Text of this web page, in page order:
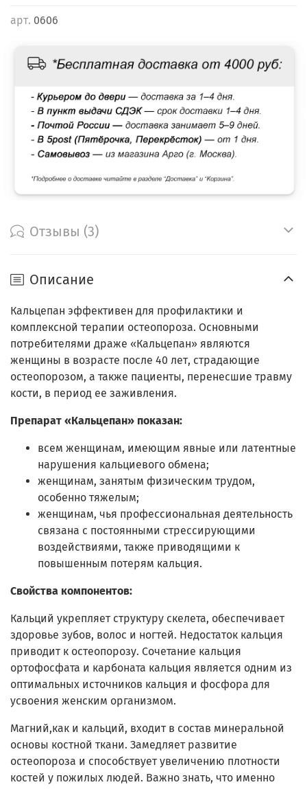
арт. 0606
Отзывы (3)
Описание
Кальцепан эффективен для профилактики и
комплексной терапии остеопороза. Основными
потребителями драже «Кальцепан» являются
женщины в возрасте после 40 лет, страдающие
остеопорозом, а также пациенты, перенесшие травму
кости, в период ее заживления.
Препарат «Кальцепан» показан:
всем женщинам, имеющим явные или латентные
нарушения кальциевого обмена;
женщинам, занятым физическим трудом,
особенно тяжелым;
женщинам, чья профессиональная деятельность
связана с постоянными стрессирующими
воздействиями, также приводящими к
повышенным потерям кальция.
Свойства компонентов:
Кальций укрепляет структуру скелета, обеспечивает
здоровье зубов, волос и ногтей. Недостаток кальция
приводит к остеопорозу. Сочетание кальция
ортофосфата и карбоната кальция является одним из
оптимальных источников кальция и фосфора для
усвоения женским организмом.
Магний,как и кальций, входит в состав минеральной
основы костной ткани. Замедляет развитие
остеопороза и способствует увеличению плотности
костей у пожилых людей. Важно знать, что именно